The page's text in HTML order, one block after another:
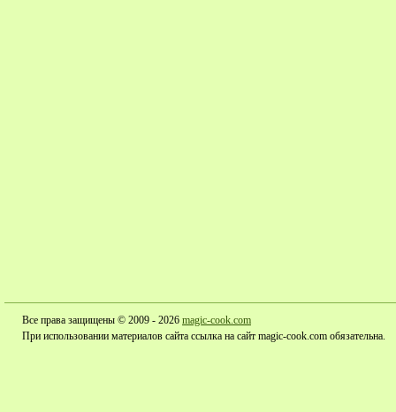
Все права защищены © 2009 - 2026 magic-cook.com
При использовании материалов сайта ссылка на сайт magic-cook.com обязательна.